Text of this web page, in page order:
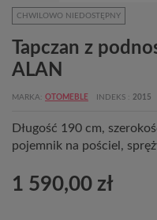
CHWILOWO NIEDOSTĘPNY
Tapczan z
ALAN
MARKA OTOMEBLE INDEKS 2015
Długość 190 cm,
pojemnik na pościel,
1 590,00 zł